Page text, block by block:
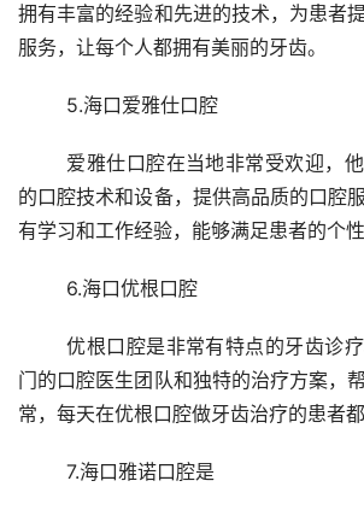
拥有丰富的经验和先进的技术，为患者
服务，让每个人都拥有美丽的牙齿。
	5.海口爱雅仕口腔
的口腔技术和设备，提供高品质的口腔
有学习和工作经验，能够满足患者的个性
	6.海口优根口腔
	优根口腔是非常有特点的牙齿诊疗机构，他们拥有专
门的口腔医生团队和独特的治疗方案，
常，每天在优根口腔做牙齿治疗的患者都
	7.海口雅诺口腔是